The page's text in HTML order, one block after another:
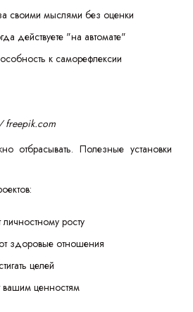
своими мыслями без оценки
действуете "на автомате"
к саморефлексии
freepik.com
отбрасывать. Полезные установки
росту
здоровые отношения
целей
вашим ценностям